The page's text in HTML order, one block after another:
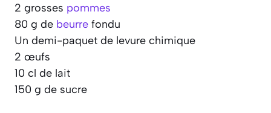
2 grosses pommes
80 g de beurre fondu
Un demi-paquet de levure chimique
2 œufs
10 cl de lait
150 g de sucre